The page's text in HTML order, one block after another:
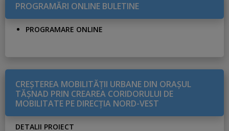
PROGRAMĂRI ONLINE BULETINE
PROGRAMARE ONLINE
CREŞTEREA MOBILITĂŢII URBANE DIN ORAŞUL
TĂŞNAD PRIN CREAREA CORIDORULUI DE
MOBILITATE PE DIRECŢIA NORD-VEST
DETALII PROIECT